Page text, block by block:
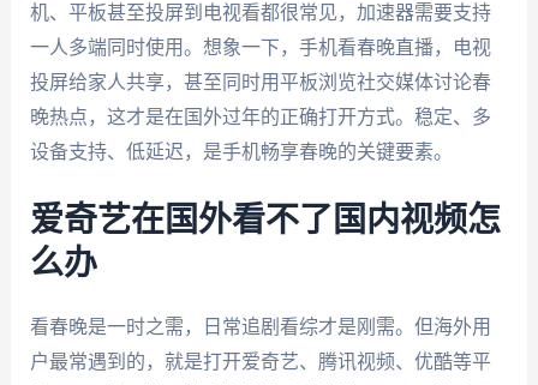
机、平板甚至投屏到电视看都很常见，加速器需要支持
一人多端同时使用。想象一下，手机看春晚直播，电视
投屏给家人共享，甚至同时用平板浏览社交媒体讨论春
晚热点，这才是在国外过年的正确打开方式。稳定、多
设备支持、低延迟，是手机畅享春晚的关键要素。
爱奇艺在国外看不了国内视频怎
么办
看春晚是一时之需，日常追剧看综才是刚需。但海外用
户最常遇到的，就是打开爱奇艺、腾讯视频、优酷等平